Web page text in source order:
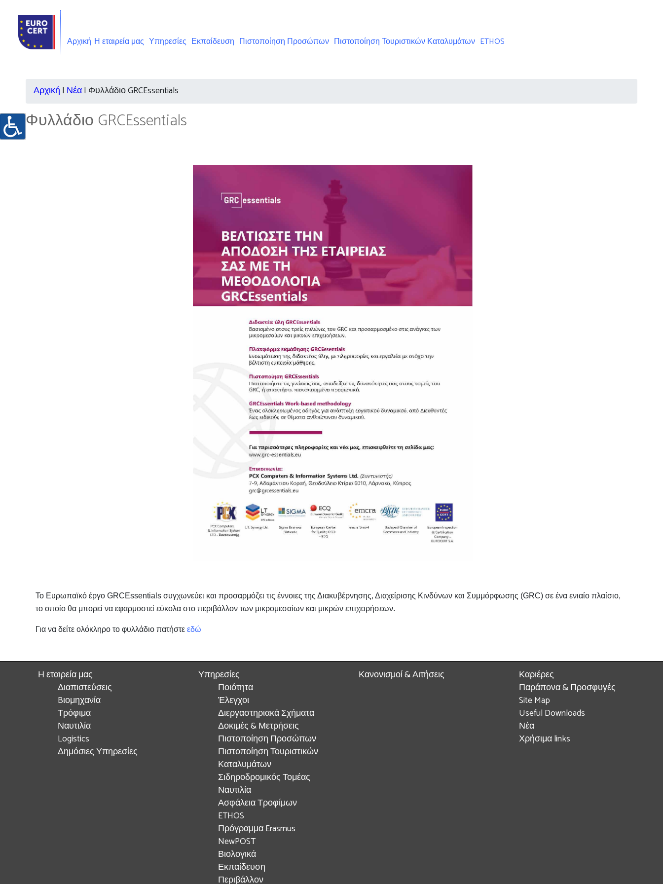
Αρχική Η εταιρεία μας Υπηρεσίες Εκπαίδευση Πιστοποίηση Προσώπων Πιστοποίηση Τουριστικών Καταλυμάτων ETHOS
Αρχική | Νέα| Φυλλάδιο GRCEssentials
Φυλλάδιο GRCEssentials
To Ευρωπαϊκό έργο GRCEssentials συγχωνεύει και προσαρμόζει τις έννοιες της Διακυβέρνησης, Διαχείρισης Κινδύνων και Συμμόρφωσης (GRC) σε ένα ενιαίο πλαίσιο,
το οποίο θα μπορεί να εφαρμοστεί εύκολα στο περιβάλλον των μικρομεσαίων και μικρών επιχειρήσεων.
Για να δείτε ολόκληρο το φυλλάδιο πατήστε εδώ
Η εταιρεία μας
Διαπιστεύσεις
Bιομηχανία
Τρόφιμα
Ναυτιλία
Logistics
Δημόσιες Υπηρεσίες
Υπηρεσίες
Ποιότητα
Έλεγχοι
Διεργαστηριακά Σχήματα
Δοκιμές & Μετρήσεις
Πιστοποίηση Προσώπων
Πιστοποίηση Τουριστικών
Καταλυμάτων
Σιδηροδρομικός Τομέας
Ναυτιλία
Ασφάλεια Τροφίμων
ETHOS
Πρόγραμμα Erasmus
NewPOST
Βιολογικά
Εκπαίδευση
Περιβάλλον
Κανονισμοί & Αιτήσεις
Καριέρες
Παράπονα & Προσφυγές
Site Map
Useful Downloads
Νέα
Χρήσιμα links